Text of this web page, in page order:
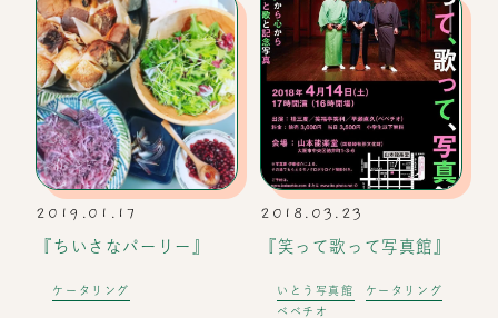
2019.01.17
『ちいさなパーリー』
ケータリング
2018.03.23
『笑って歌って写真館』
いとう写真館
ケータリング
ベベチオ